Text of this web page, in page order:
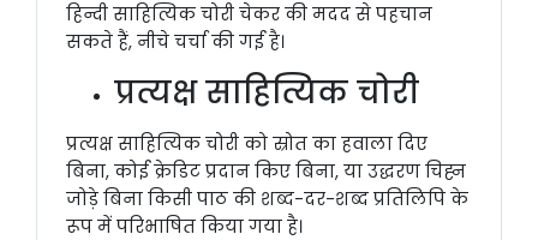
हिन्दी साहित्यिक चोरी चेकर की मदद से पहचान
सकते हैं, नीचे चर्चा की गई है।
प्रत्यक्ष साहित्यिक चोरी
प्रत्यक्ष साहित्यिक चोरी को स्रोत का हवाला दिए
बिना, कोई क्रेडिट प्रदान किए बिना, या उद्धरण चिह्न
जोड़े बिना किसी पाठ की शब्द-दर-शब्द प्रतिलिपि के
रूप में परिभाषित किया गया है।